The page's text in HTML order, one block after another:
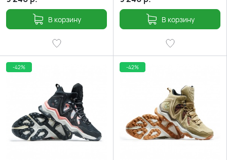
В корзину В корзину
-42% -42%